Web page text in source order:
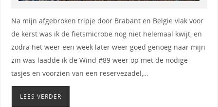
Na mijn afgebroken tripje door Brabant en Belgie vlak voor
de kerst was ik de fietsmicrobe nog niet helemaal kwijt, en
zodra het weer een week later weer goed genoeg naar mijn
zin was laadde ik de Wind #89 weer op met de nodige
tasjes en voorzien van een reservezadel,…
LEES VERDER